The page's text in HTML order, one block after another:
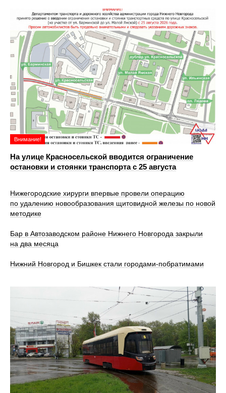
Внимание!
На улице Красносельской вводится ограничение
остановки и стоянки транспорта с 25 августа
Нижегородские хирурги впервые провели операцию
по удалению новообразования щитовидной железы по новой
методике
Бар в Автозаводском районе Нижнего Новгорода закрыли
на два месяца
Нижний Новгород и Бишкек стали городами-побратимами